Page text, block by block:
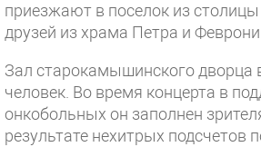
приезжают в поселок из
друзей из храма Петра и
Зал старокамышинского дворца
человек. Во время концерта в
онкобольных он заполнен
результате нехитрых подсчетов